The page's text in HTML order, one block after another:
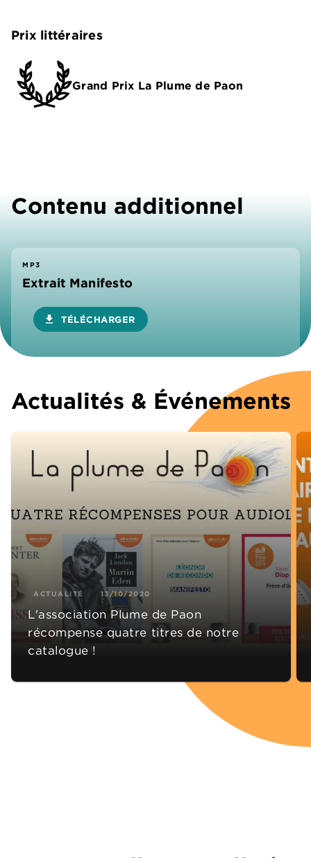
Prix littéraires
Grand Prix La Plume de Paon
Contenu additionnel
MP3
Extrait Manifesto
download TÉLÉCHARGER
Actualités & Événements
ACTUALITÉ 13/10/2020
L'association Plume de Paon
récompense quatre titres de notre
catalogue !